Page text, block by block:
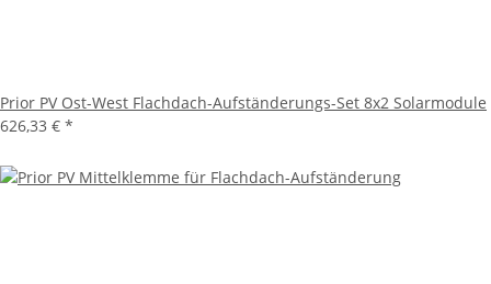
Prior PV Ost-West Flachdach-Aufständerungs-Set 8x2 Solarmodule
626,33 € *